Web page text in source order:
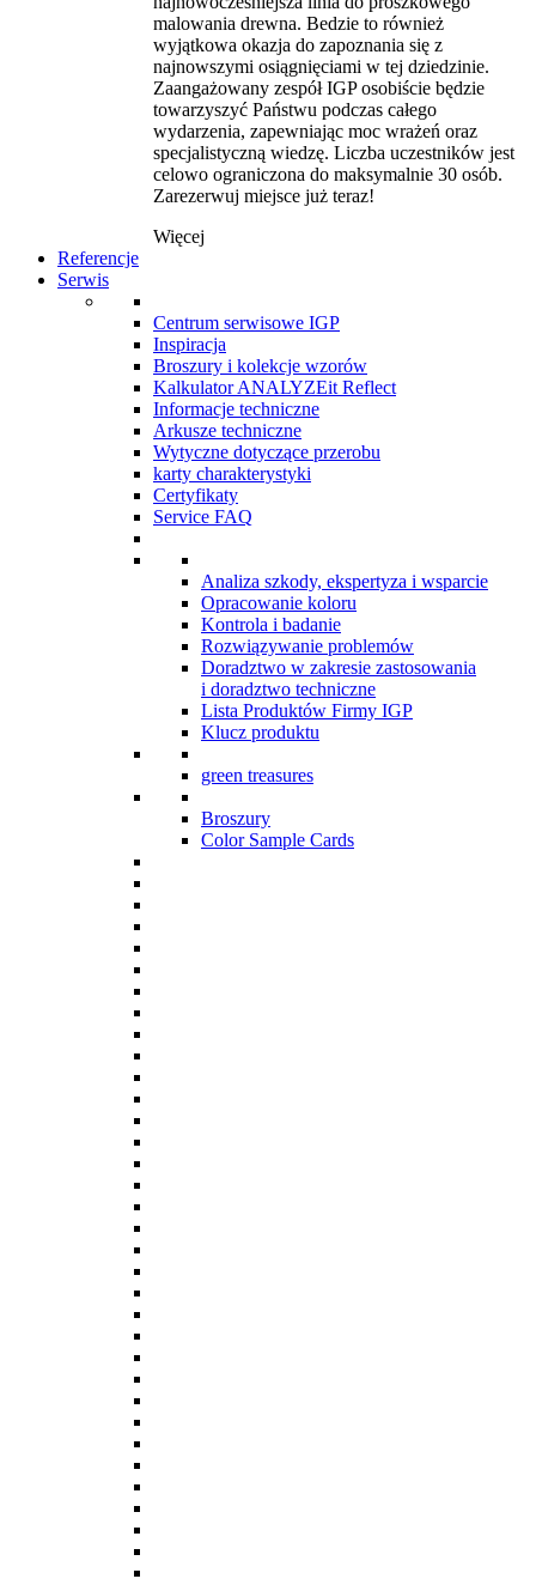
malowania drewna. Bedzie to również
wyjątkowa okazja do zapoznania się z
najnowszymi osiągnięciami w tej dziedzinie.
Zaangażowany zespół IGP osobiście będzie
towarzyszyć Państwu podczas całego
wydarzenia, zapewniając moc wrażeń oraz
specjalistyczną wiedzę. Liczba uczestników jest
celowo ograniczona do maksymalnie 30 osób.
Zarezerwuj miejsce już teraz!
Więcej
Referencje
Serwis
Centrum serwisowe IGP
Inspiracja
Broszury i kolekcje wzorów
Kalkulator ANALYZEit Reflect
Informacje techniczne
Arkusze techniczne
Wytyczne dotyczące przerobu
karty charakterystyki
Certyfikaty
Service FAQ
Analiza szkody, ekspertyza i wsparcie
Opracowanie koloru
Kontrola i badanie
Rozwiązywanie problemów
Doradztwo w zakresie zastosowania
i doradztwo techniczne
Lista Produktów Firmy IGP
Klucz produktu
green treasures
Broszury
Color Sample Cards